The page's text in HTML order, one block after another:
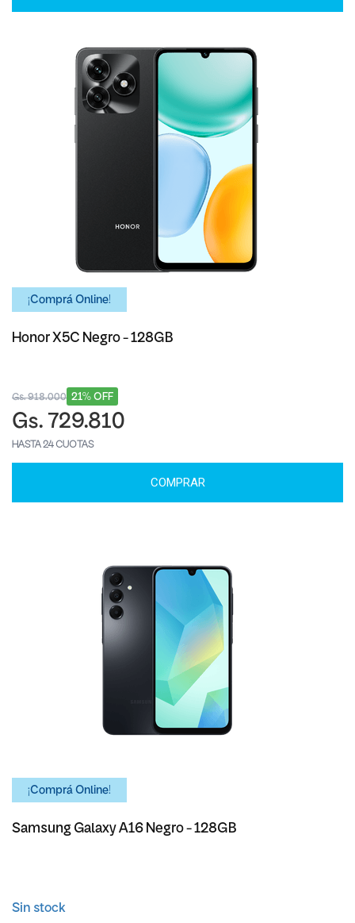
¡Comprá Online!
Honor X5C Negro - 128GB
21% OFF
Gs. 918.000
Gs. 729.810
HASTA 24 CUOTAS
COMPRAR
¡Comprá Online!
Samsung Galaxy A16 Negro - 128GB
Sin stock